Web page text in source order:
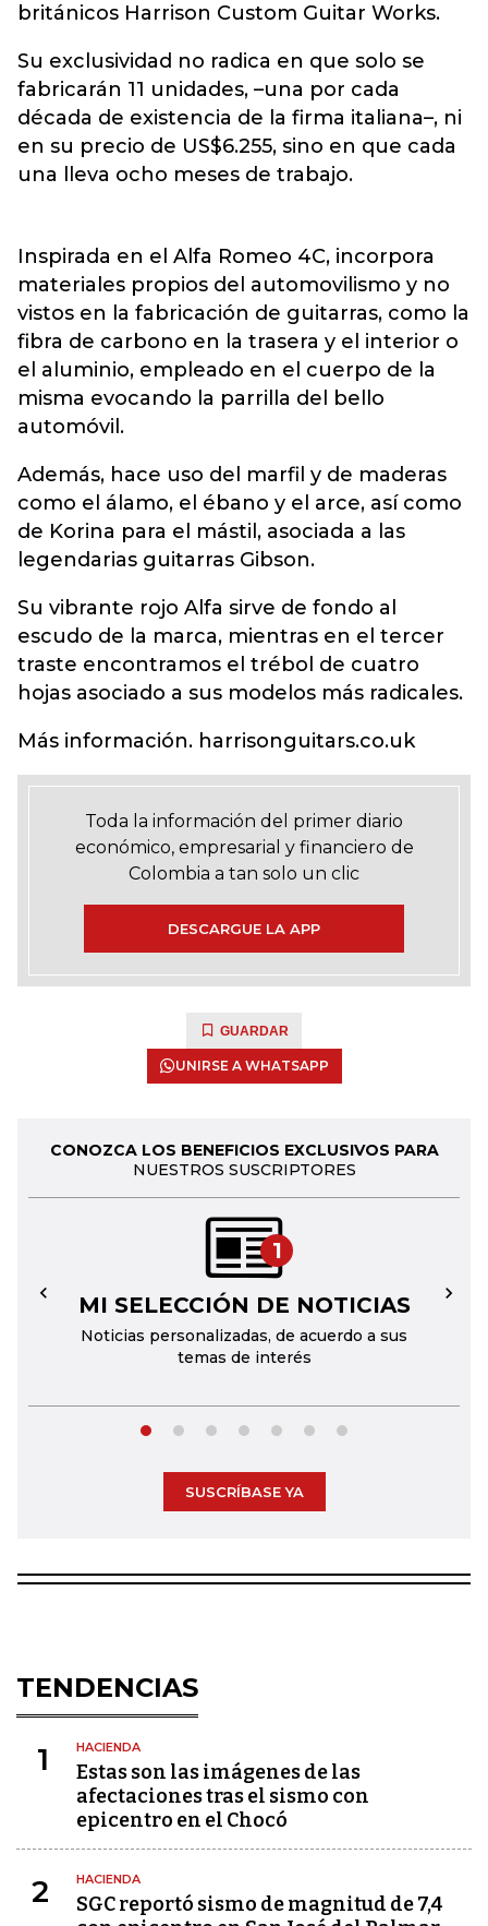
británicos Harrison Custom Guitar Works.
Su exclusividad no radica en que solo se
fabricarán 11 unidades, –una por cada
década de existencia de la firma italiana–, ni
en su precio de US$6.255, sino en que cada
una lleva ocho meses de trabajo.
Inspirada en el Alfa Romeo 4C, incorpora
materiales propios del automovilismo y no
vistos en la fabricación de guitarras, como la
fibra de carbono en la trasera y el interior o
el aluminio, empleado en el cuerpo de la
misma evocando la parrilla del bello
automóvil.
Además, hace uso del marfil y de maderas
como el álamo, el ébano y el arce, así como
de Korina para el mástil, asociada a las
legendarias guitarras Gibson.
Su vibrante rojo Alfa sirve de fondo al
escudo de la marca, mientras en el tercer
traste encontramos el trébol de cuatro
hojas asociado a sus modelos más radicales.
Más información. harrisonguitars.co.uk
Toda la información del primer diario
económico, empresarial y financiero de
Colombia a tan solo un clic
DESCARGUE LA APP
GUARDAR
UNIRSE A WHATSAPP
CONOZCA LOS BENEFICIOS EXCLUSIVOS PARA
NUESTROS SUSCRIPTORES
1
MI SELECCIÓN DE NOTICIAS
Noticias personalizadas, de acuerdo a sus
temas de interés
← →
SUSCRÍBASE YA
TENDENCIAS
1 HACIENDA
Estas son las imágenes de las
afectaciones tras el sismo con
epicentro en el Chocó
2 HACIENDA
SGC reportó sismo de magnitud de 7,4